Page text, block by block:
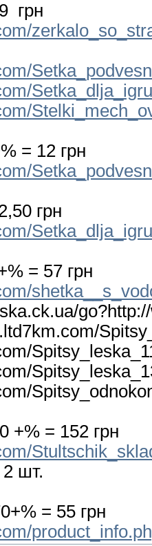
грн
= 12 грн
грн
= 57 грн
+% = 152 грн
шт.
= 55 грн